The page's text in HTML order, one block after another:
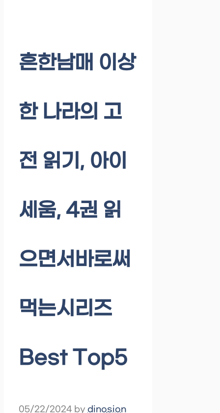
흔한남매 이상
한 나라의 고
전 읽기, 아이
세움, 4권 읽
으면서바로써
먹는시리즈
Best Top5
05/22/2024 by dinosion